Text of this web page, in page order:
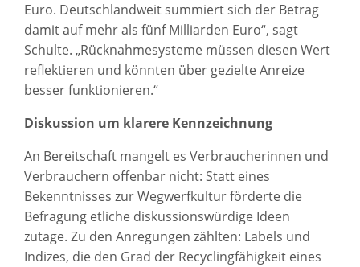
Euro. Deutschlandweit summiert sich der Betrag
damit auf mehr als fünf Milliarden Euro“, sagt
Schulte. „Rücknahmesysteme müssen diesen Wert
reflektieren und könnten über gezielte Anreize
besser funktionieren.“
Diskussion um klarere Kennzeichnung
An Bereitschaft mangelt es Verbraucherinnen und
Verbrauchern offenbar nicht: Statt eines
Bekenntnisses zur Wegwerfkultur förderte die
Befragung etliche diskussionswürdige Ideen
zutage. Zu den Anregungen zählten: Labels und
Indizes, die den Grad der Recyclingfähigkeit eines